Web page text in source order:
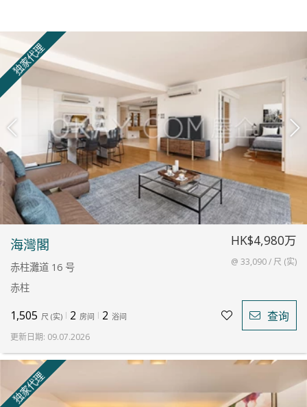
海灣閣
赤柱灘道 16 号
赤柱
HK$4,980万
@ 33,090 / 尺 (实)
1,505 尺 (实) 2 房间 2 浴间 查询
更新日期: 09.07.2026
独家代理
独家代理